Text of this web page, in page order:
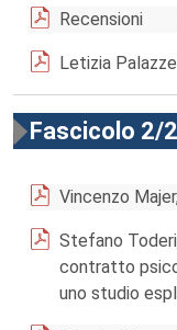
Recensioni
Letizia
Fascicolo 2/
Vincenzo
Stefano
contratto
uno studio